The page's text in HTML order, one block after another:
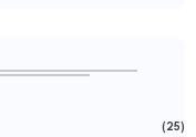
(25)